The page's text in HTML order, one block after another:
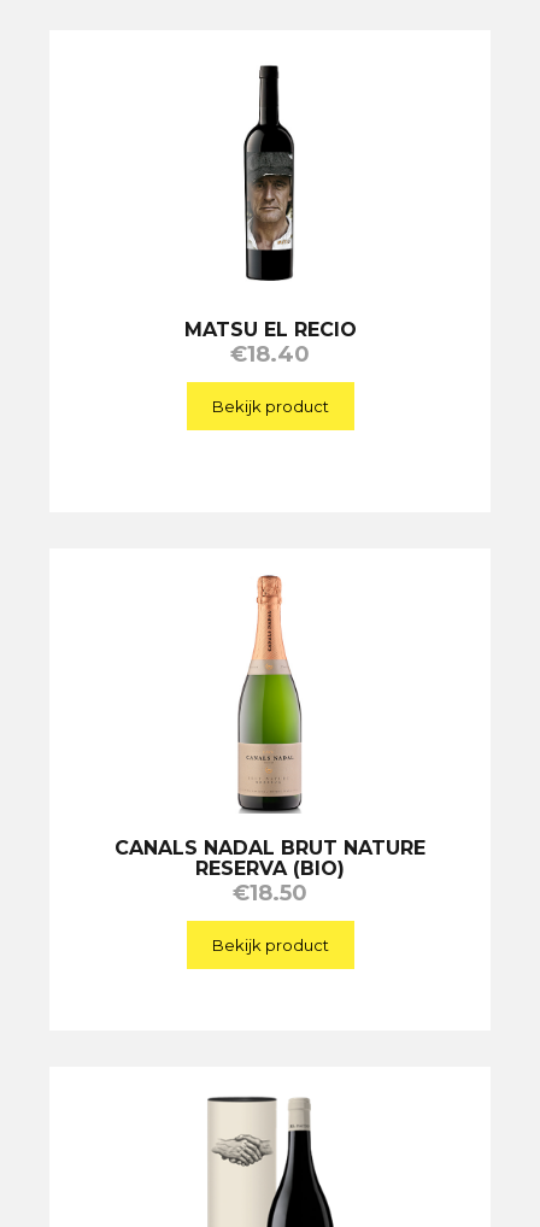
MATSU EL RECIO
€18.40
Bekijk product
CANALS NADAL BRUT NATURE
RESERVA (BIO)
€18.50
Bekijk product